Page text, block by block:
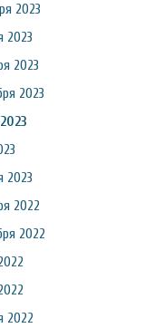
2023
2023
2023
2023
2023
2022
2022
2022